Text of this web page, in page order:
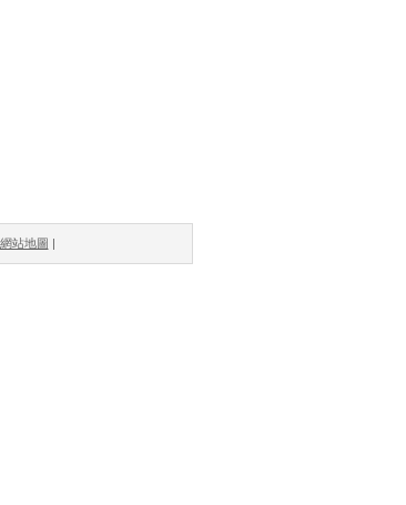
網站地圖 |